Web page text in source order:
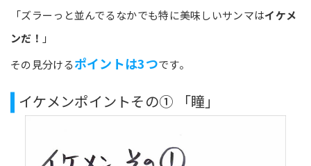
「ズラーっと並んでるなかでも特に美味しいサンマはイケメ
ンだ！ 」
その見分けるポイントは3つです。
イケメンポイントその① 「瞳」